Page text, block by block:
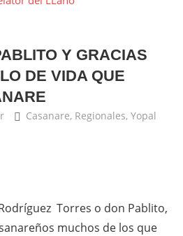
del
Y GRACIAS
DE VIDA QUE
Casanare, Regionales,Yopal
Torres o don Pablito,
muchos de los que